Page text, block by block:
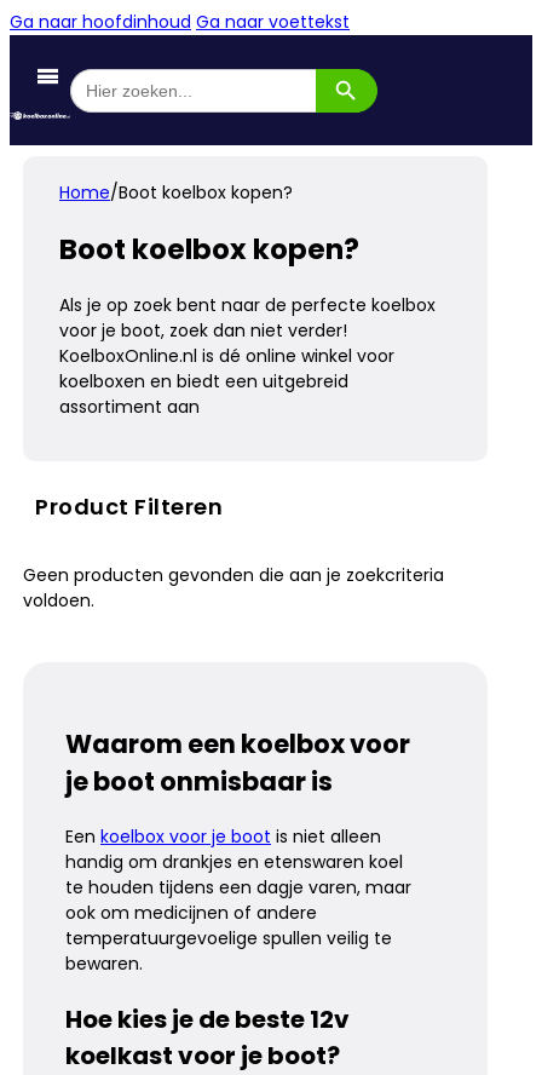
Ga naar hoofdinhoud Ga naar voettekst
Zoek
naar:
Zoekknop
Home/Boot koelbox kopen?
Boot koelbox kopen?
Als je op zoek bent naar de perfecte koelbox
voor je boot, zoek dan niet verder!
KoelboxOnline.nl is dé online winkel voor
koelboxen en biedt een uitgebreid
assortiment aan
Product Filteren
Geen producten gevonden die aan je zoekcriteria
voldoen.
Waarom een koelbox voor
je boot onmisbaar is
Een koelbox voor je boot is niet alleen
handig om drankjes en etenswaren koel
te houden tijdens een dagje varen, maar
ook om medicijnen of andere
temperatuurgevoelige spullen veilig te
bewaren.
Hoe kies je de beste 12v
koelkast voor je boot?